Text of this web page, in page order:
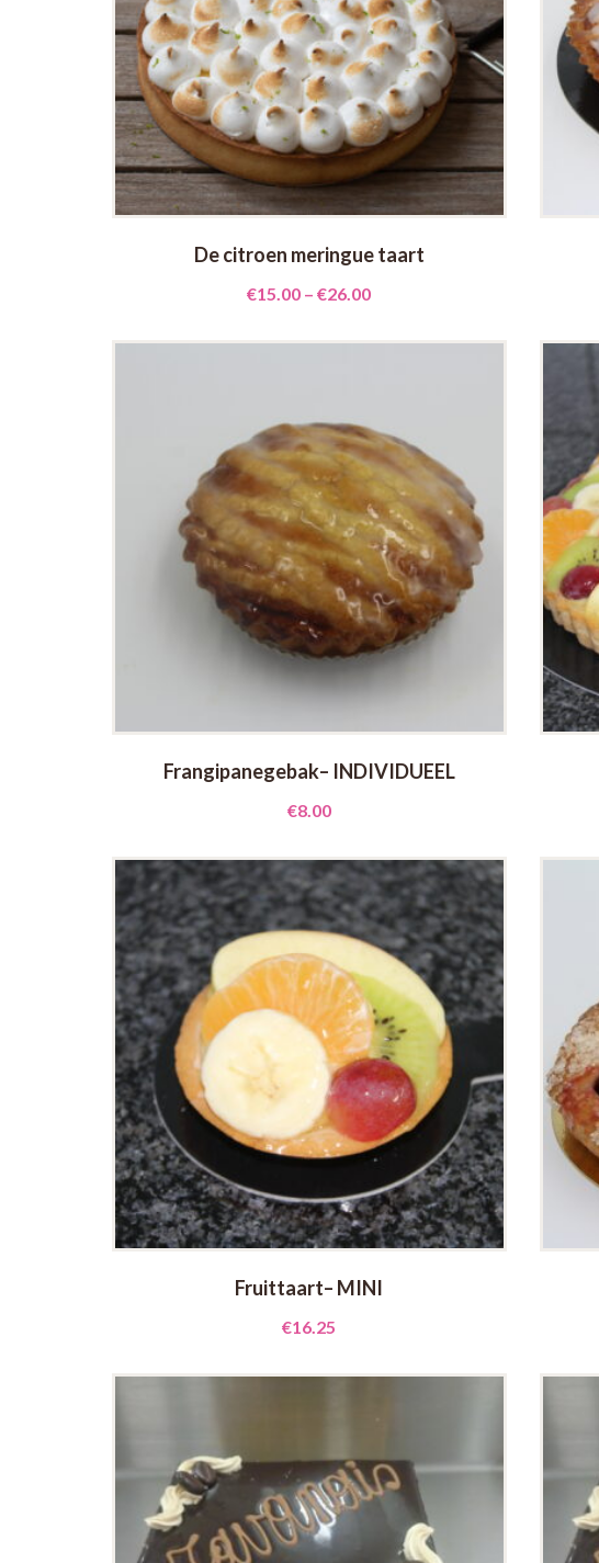
De citroen meringue taart
€15.00 –€26.00
Frangipanegebak– INDIVIDUEEL
€8.00
Fruittaart– MINI
€16.25